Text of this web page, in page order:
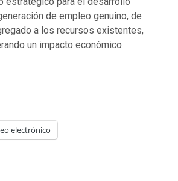
de empleo genuino, de
a los recursos existentes,
un impacto económico
electrónico